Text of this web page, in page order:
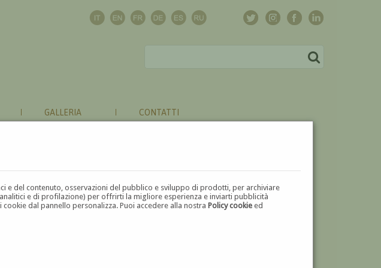
e del contenuto, osservazioni del pubblico e sviluppo di prodotti, per archiviare
e di profilazione) per offrirti la migliore esperienza e inviarti pubblicità
dal pannello personalizza. Puoi accedere alla nostraPolicy cookie ed
GALLERIA CONTATTI
P Q R S T U V W X Y Z ⬅